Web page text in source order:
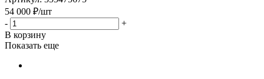
54 000 ₽/шт
-
+
В корзину
Показать еще